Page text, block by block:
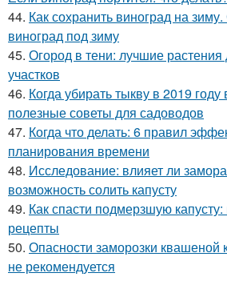
44. Как сохранить виноград на
виноград под зиму
45. Огород в тени: лучшие растения
участков
46. Когда убирать тыкву в 2019
полезные советы для садоводов
47. Когда что делать: 6 правил
планирования времени
48. Исследование: влияет ли
возможность солить капусту
49. Как спасти подмерзшую
рецепты
50. Опасности заморозки квашеной
не рекомендуется